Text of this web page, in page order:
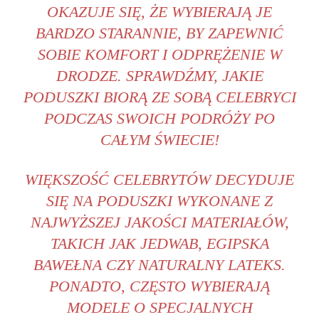
OKAZUJE SIĘ, ŻE WYBIERAJĄ JE
BARDZO⁤ STARANNIE, BY ZAPEWNIĆ
SOBIE KOMFORT⁣ I ODPRĘŻENIE W‌
DRODZE. SPRAWDŹMY, JAKIE
PODUSZKI BIORĄ ZE SOBĄ CELEBRYCI‌
PODCZAS SWOICH ⁣PODRÓŻY‍ PO
CAŁYM ŚWIECIE!
WIĘKSZOŚĆ CELEBRYTÓW DECYDUJE
SIĘ NA ​PODUSZKI WYKONANE Z
NAJWYŻSZEJ JAKOŚCI⁢ MATERIAŁÓW,
TAKICH JAK‍ JEDWAB, EGIPSKA‍
BAWEŁNA CZY ⁤NATURALNY ⁢LATEKS.
PONADTO, CZĘSTO WYBIERAJĄ
MODELE‍ O SPECJALNYCH